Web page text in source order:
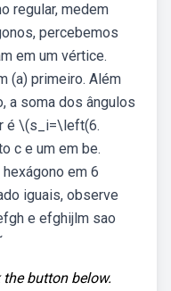
regular, medem
percebemos
em um vértice.
(a) primeiro. Além
a soma dos ângulos
é \(s_i=\left(6.
c e um em be.
em 6
iguais, observe
e efghijlm sao
button below.